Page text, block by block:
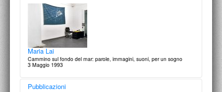
Maria Lai
Cammino sul fondo del mar: parole, immagini, suoni, per un sogno
3 Maggio 1993
Pubblicazioni